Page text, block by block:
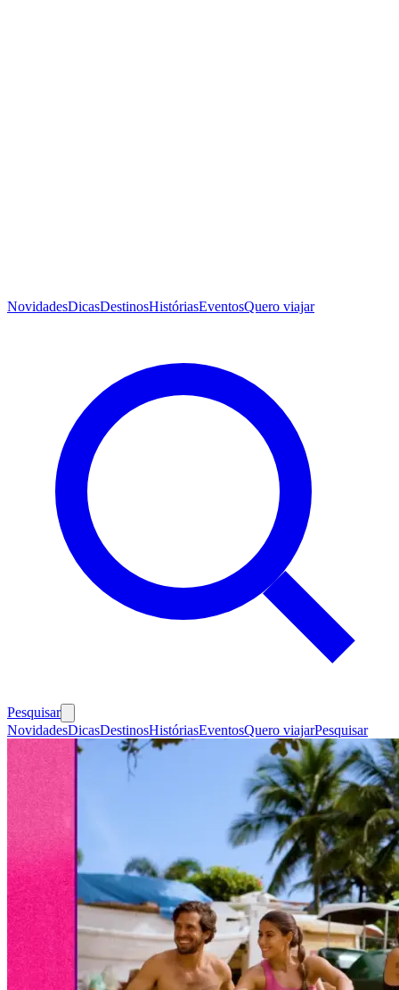
NovidadesDicasDestinosHistóriasEventosQuero viajar
Pesquisar
NovidadesDicasDestinosHistóriasEventosQuero viajarPesquisar